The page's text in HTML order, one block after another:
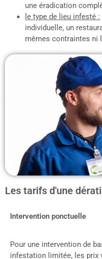
une éradication
le type de lieu infesté :
individuelle, un
mêmes contraintes ni
Les tarifs d'une
Intervention ponctuelle
Pour une intervention de
infestation limitée, les prix